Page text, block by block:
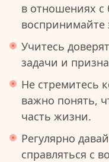
в отношениях с
воспринимайте
Учитесь
задачи и
Не стремитесь
важно понять,
часть жизни.
Регулярно
справляться с